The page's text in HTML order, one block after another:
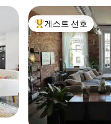
상위 게스트 선호
게스트 선호